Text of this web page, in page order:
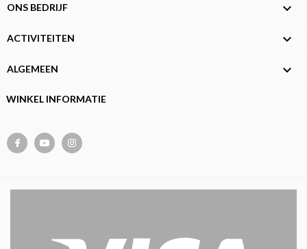
WINKEL INFORMATIE
ONS BEDRIJF 
ACTIVITEITEN 
ALGEMEEN 